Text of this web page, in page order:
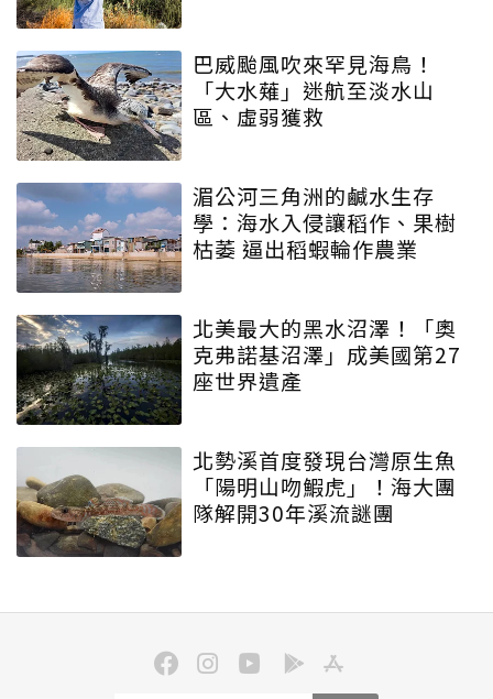
巴威颱風吹來罕見海鳥！
「大水薙」迷航至淡水山
區、虛弱獲救
湄公河三角洲的鹹水生存
學：海水入侵讓稻作、果樹
枯萎 逼出稻蝦輪作農業
北美最大的黑水沼澤！「奧
克弗諾基沼澤」成美國第27
座世界遺產
北勢溪首度發現台灣原生魚
「陽明山吻鰕虎」！海大團
隊解開30年溪流謎團